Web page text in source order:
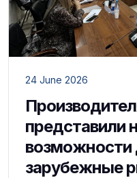
24 June 2026
представили
возможности
зарубежные